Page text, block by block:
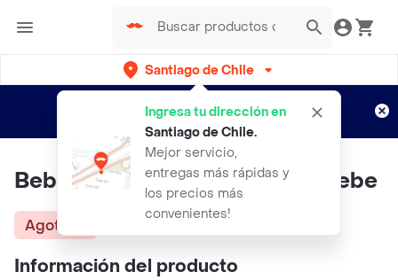
Santiago de Chile
Ingresa tu dirección en
Santiago de Chile.
Mejor servicio,
entregas más rápidas y
los precios más
convenientes!
envíos gratis por semanas
Aplican TyC
Bebe Confort Chupetes Para Bebe
Agotado
Información del producto